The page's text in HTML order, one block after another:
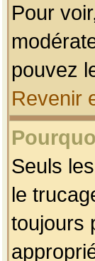
Pour
pouvez
Revenir
Seuls
le
toujours